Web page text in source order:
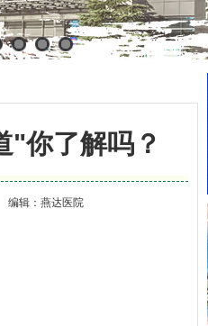
"你了解吗？
：燕达医院